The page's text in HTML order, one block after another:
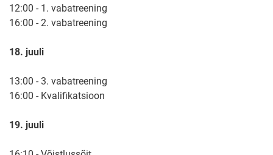
12:00 - 1. vabatreening
16:00 - 2. vabatreening
18. juuli
13:00 - 3. vabatreening
16:00 - Kvalifikatsioon
19. juuli